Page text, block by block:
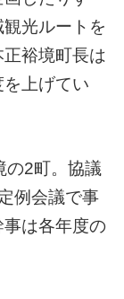
光ルートを
裕境町長は
を上げてい
の2町。協議
例会議で事
は各年度の